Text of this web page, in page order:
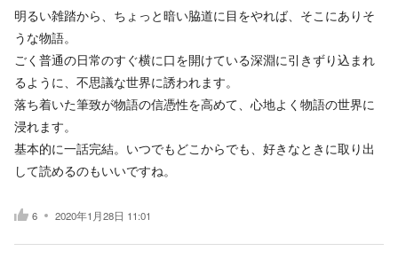
明るい雑踏から、ちょっと暗い脇道に目をやれば、そこにありそ
うな物語。
ごく普通の日常のすぐ横に口を開けている深淵に引きずり込まれ
るように、不思議な世界に誘われます。
落ち着いた筆致が物語の信憑性を高めて、心地よく物語の世界に
浸れます。
基本的に一話完結。いつでもどこからでも、好きなときに取り出
して読めるのもいいですね。
6 2020年1月28日 11:01